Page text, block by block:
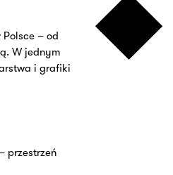
– od
W jednym
i grafiki
przestrzeń